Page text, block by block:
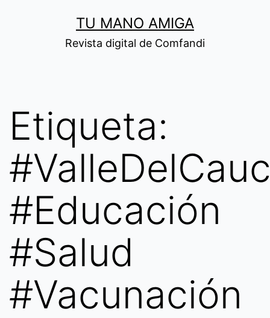
TU MANO AMIGA
Revista digital de Comfandi
Etiqueta:
#Educación
#Salud
#Vacunación